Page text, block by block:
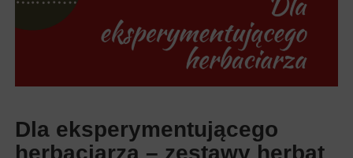
Dla eksperymentującego